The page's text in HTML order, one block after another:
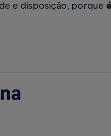
e disposição, porque